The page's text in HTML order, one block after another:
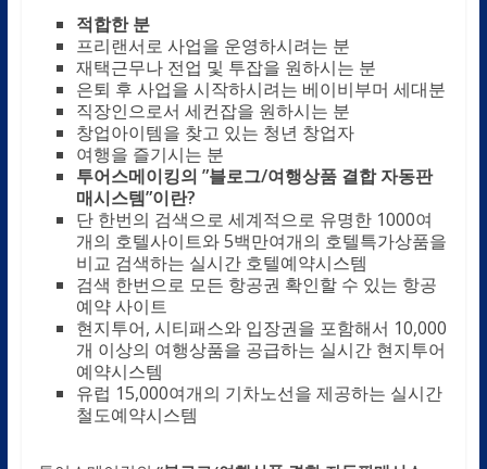
적합한 분
프리랜서로 사업을 운영하시려는 분
재택근무나 전업 및 투잡을 원하시는 분
은퇴 후 사업을 시작하시려는 베이비부머 세대분
직장인으로서 세컨잡을 원하시는 분
창업아이템을 찾고 있는 청년 창업자
여행을 즐기시는 분
투어스메이킹의 ”블로그/여행상품 결합 자동판
매시스템”이란?
단 한번의 검색으로 세계적으로 유명한 1000여
개의 호텔사이트와 5백만여개의 호텔특가상품을
비교 검색하는 실시간 호텔예약시스템
검색 한번으로 모든 항공권 확인할 수 있는 항공
예약 사이트
현지투어, 시티패스와 입장권을 포함해서 10,000
개 이상의 여행상품을 공급하는 실시간 현지투어
예약시스템
유럽 15,000여개의 기차노선을 제공하는 실시간
철도예약시스템